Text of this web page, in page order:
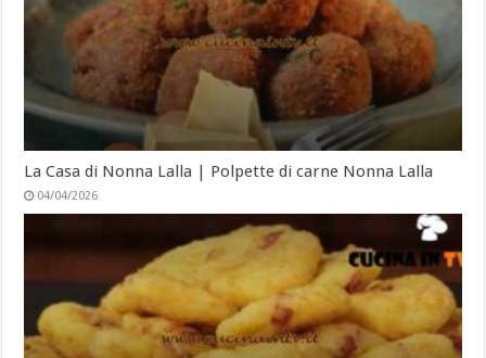
La Casa di Nonna Lalla | Polpette di carne Nonna Lalla
04/04/2026